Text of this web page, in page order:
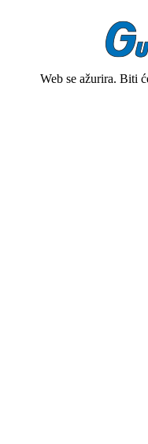
Web se ažurira. Biti